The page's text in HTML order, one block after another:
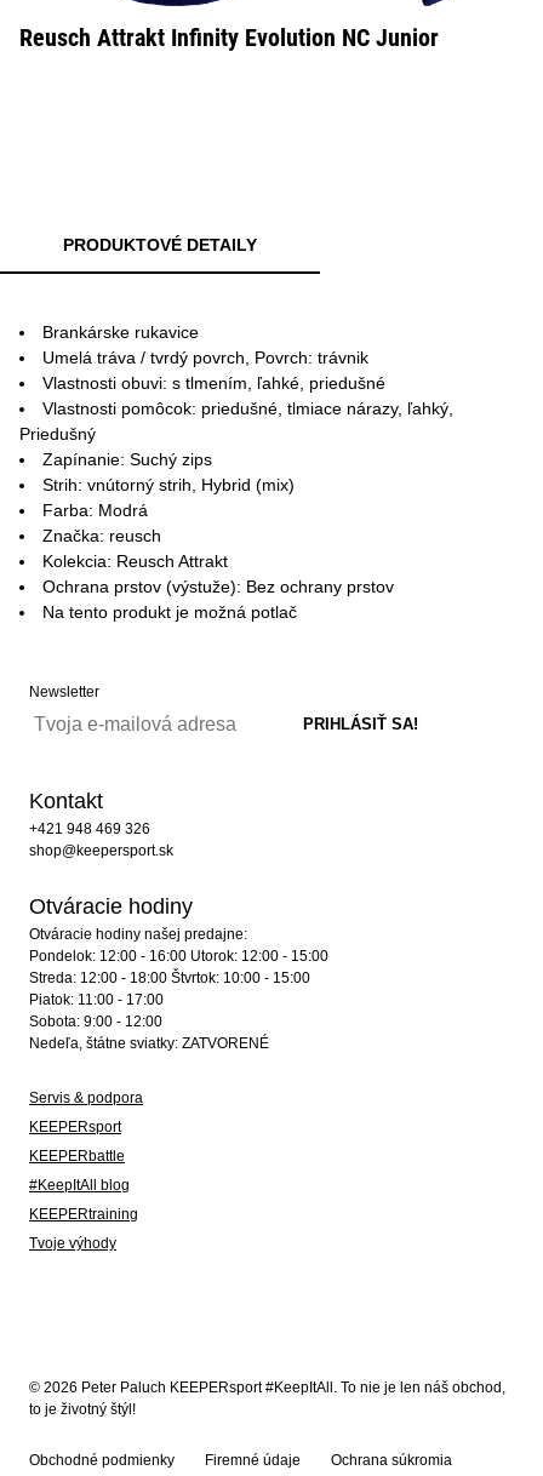
Reusch Attrakt Infinity Evolution NC Junior
PRODUKTOVÉ DETAILY
Brankárske rukavice
Umelá tráva / tvrdý povrch, Povrch: trávnik
Vlastnosti obuvi: s tlmením, ľahké, priedušné
Vlastnosti pomôcok: priedušné, tlmiace nárazy, ľahký,
Priedušný
Zapínanie: Suchý zips
Strih: vnútorný strih, Hybrid (mix)
Farba: Modrá
Značka: reusch
Kolekcia: Reusch Attrakt
Ochrana prstov (výstuže): Bez ochrany prstov
Na tento produkt je možná potlač
Newsletter
Kontakt
+421 948 469 326
shop@keepersport.sk
Otváracie hodiny
Otváracie hodiny našej predajne:
Pondelok: 12:00 - 16:00 Utorok: 12:00 - 15:00
Streda: 12:00 - 18:00 Štvrtok: 10:00 - 15:00
Piatok: 11:00 - 17:00
Sobota: 9:00 - 12:00
Nedeľa, štátne sviatky: ZATVORENÉ
Servis & podpora
KEEPERsport
KEEPERbattle
#KeepItAll blog
KEEPERtraining
Tvoje výhody
© 2026 Peter Paluch KEEPERsport #KeepItAll. To nie je len náš obchod,
to je životný štýl!
Obchodné podmienky Firemné údaje Ochrana súkromia